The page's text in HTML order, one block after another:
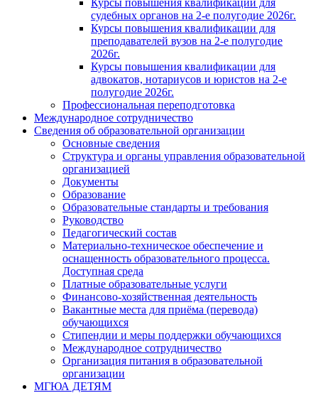
Курсы повышения квалификации для
судебных органов на 2-е полугодие 2026г.
Курсы повышения квалификации для
преподавателей вузов на 2-е полугодие
2026г.
Курсы повышения квалификации для
адвокатов, нотариусов и юристов на 2-е
полугодие 2026г.
Профессиональная переподготовка
Международное сотрудничество
Сведения об образовательной организации
Основные сведения
Структура и органы управления образовательной
организацией
Документы
Образование
Образовательные стандарты и требования
Руководство
Педагогический состав
Материально-техническое обеспечение и
оснащенность образовательного процесса.
Доступная среда
Платные образовательные услуги
Финансово-хозяйственная деятельность
Вакантные места для приёма (перевода)
обучающихся
Стипендии и меры поддержки обучающихся
Международное сотрудничество
Организация питания в образовательной
организации
МГЮА ДЕТЯМ